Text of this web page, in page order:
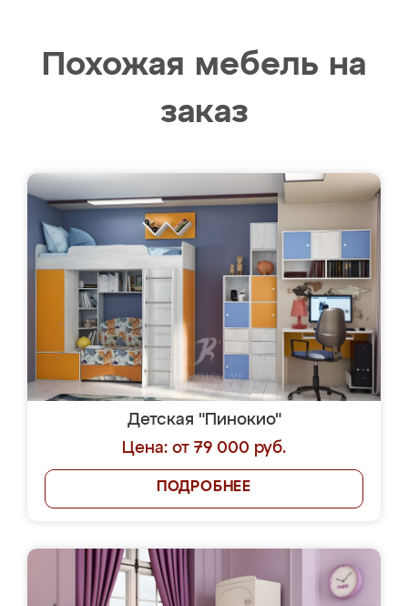
Похожая мебель на
заказ
Детская "Пинокио"
Цена: от 79 000 руб.
ПОДРОБНЕЕ